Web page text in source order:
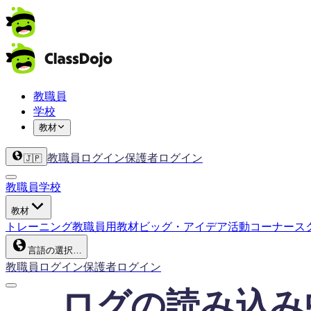
教職員
学校
教材
🇯🇵 教職員ログイン保護者ログイン
教職員学校
教材
トレーニング教職員用教材ビッグ・アイデア活動コーナース
言語の選択…
教職員ログイン保護者ログイン